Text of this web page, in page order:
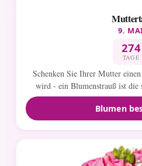
9.
274
TAGE
Schenken Sie Ihrer Mutter
wird - ein Blumenstrauß ist die
Blumen